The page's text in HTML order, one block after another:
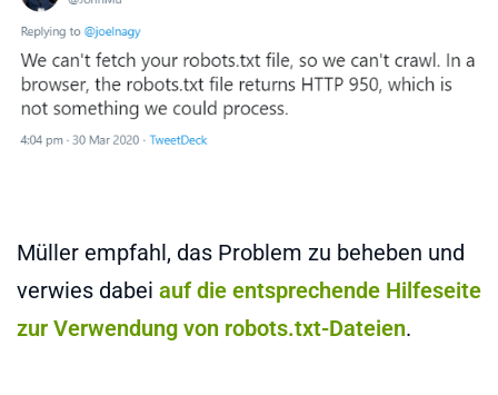
Müller empfahl, das Problem zu beheben und
verwies dabei auf die entsprechende Hilfeseite
zur Verwendung von robots.txt-Dateien.